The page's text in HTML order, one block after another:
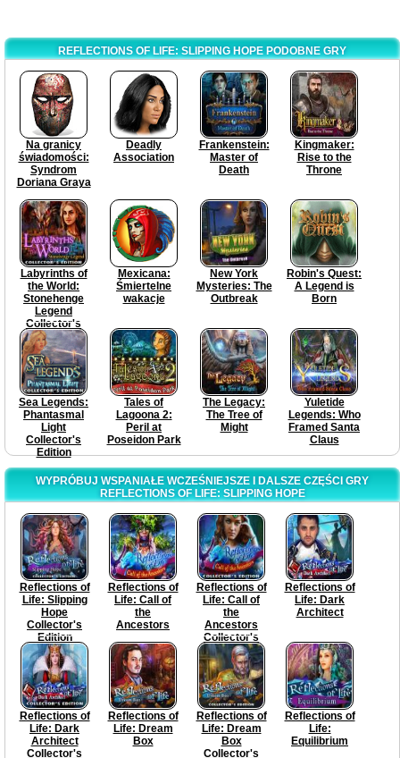
REFLECTIONS OF LIFE: SLIPPING HOPE PODOBNE GRY
Na granicy
świadomości:
Syndrom
Doriana Graya
Deadly
Association
Frankenstein:
Master of
Death
Kingmaker:
Rise to the
Throne
Labyrinths of
the World:
Stonehenge
Legend
Collector's
Edition
Mexicana:
Śmiertelne
wakacje
New York
Mysteries: The
Outbreak
Robin's Quest:
A Legend is
Born
Sea Legends:
Phantasmal
Light
Collector's
Edition
Tales of
Lagoona 2:
Peril at
Poseidon Park
The Legacy:
The Tree of
Might
Yuletide
Legends: Who
Framed Santa
Claus
WYPRÓBUJ WSPANIAŁE WCZEŚNIEJSZE I DALSZE CZĘŚCI GRY
REFLECTIONS OF LIFE: SLIPPING HOPE
Reflections of
Life: Slipping
Hope
Collector's
Edition
Reflections of
Life: Call of
the
Ancestors
Reflections of
Life: Call of
the
Ancestors
Collector's
Edition
Reflections of
Life: Dark
Architect
Reflections of
Life: Dark
Architect
Collector's
Reflections of
Life: Dream
Box
Reflections of
Life: Dream
Box
Collector's
Reflections of
Life:
Equilibrium